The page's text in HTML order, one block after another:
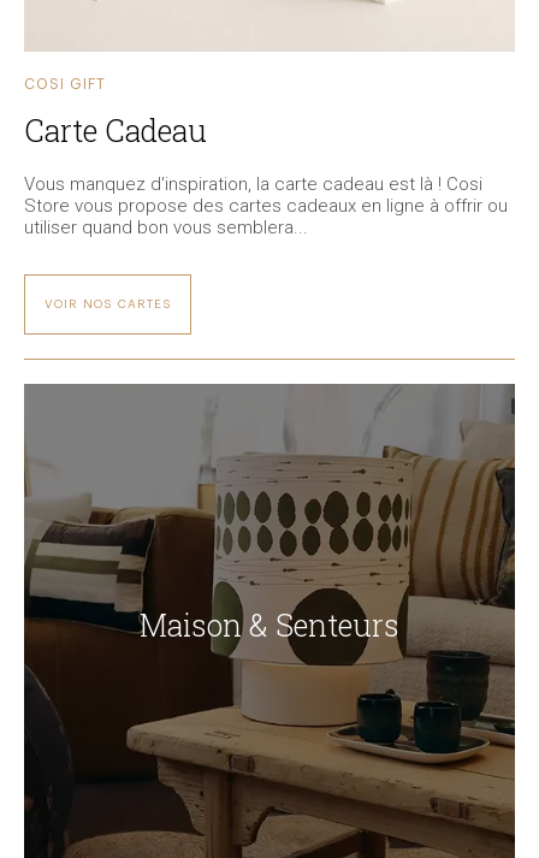
COSI GIFT
Carte Cadeau
Vous manquez d'inspiration, la carte cadeau est là ! Cosi
Store vous propose des cartes cadeaux en ligne à offrir ou
utiliser quand bon vous semblera...
VOIR NOS CARTES
Maison & Senteurs